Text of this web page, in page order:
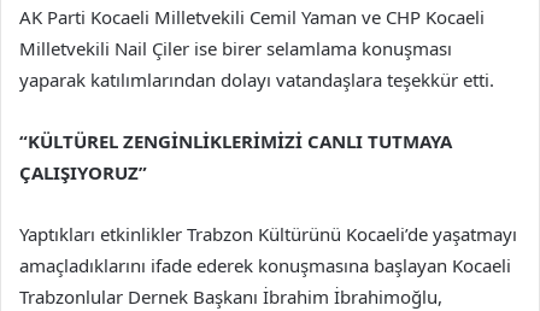
AK Parti Kocaeli Milletvekili Cemil Yaman ve CHP Kocaeli
Milletvekili Nail Çiler ise birer selamlama konuşması
yaparak katılımlarından dolayı vatandaşlara teşekkür etti.
“KÜLTÜREL ZENGİNLİKLERİMİZİ CANLI TUTMAYA
ÇALIŞIYORUZ”
Yaptıkları etkinlikler Trabzon Kültürünü Kocaeli’de yaşatmayı
amaçladıklarını ifade ederek konuşmasına başlayan Kocaeli
Trabzonlular Dernek Başkanı İbrahim İbrahimoğlu,